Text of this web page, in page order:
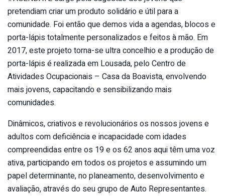
pretendiam criar um produto solidário e útil para a
comunidade. Foi então que demos vida a agendas, blocos e
porta-lápis totalmente personalizados e feitos à mão. Em
2017, este projeto torna-se ultra concelhio e a produção de
porta-lápis é realizada em Lousada, pelo Centro de
Atividades Ocupacionais – Casa da Boavista, envolvendo
mais jovens, capacitando e sensibilizando mais
comunidades.
Dinâmicos, criativos e revolucionários os nossos jovens e
adultos com deficiência e incapacidade com idades
compreendidas entre os 19 e os 62 anos aqui têm uma voz
ativa, participando em todos os projetos e assumindo um
papel determinante, no planeamento, desenvolvimento e
avaliação, através do seu grupo de Auto Representantes.